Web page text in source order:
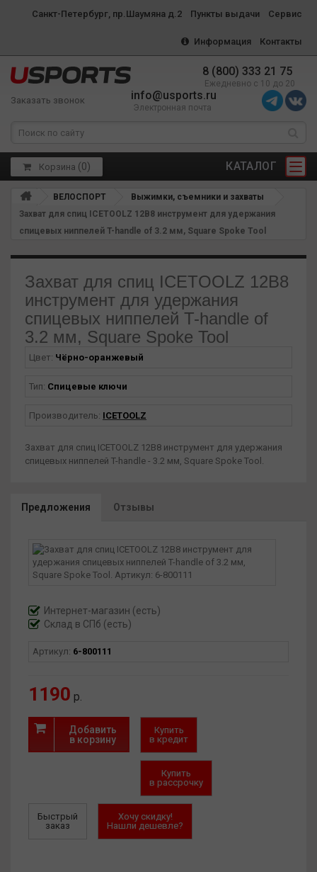
Санкт-Петербург, пр.Шаумяна д.2 Пункты выдачи Сервис
Информация Контакты
8 (800) 333 21 75
Ежедневно с 10 до 20
Заказать звонок info@usports.ru
Электронная почта
КАТАЛОГ
Корзина (0)
ВЕЛОСПОРТ
Выжимки, съемники и захваты
Захват для спиц ICETOOLZ 12B8 инструмент для удержания
спицевых ниппелей T-handle of 3.2 мм, Square Spoke Tool
Захват для спиц ICETOOLZ 12B8
инструмент для удержания
спицевых ниппелей T-handle of
3.2 мм, Square Spoke Tool
Цвет: Чёрно-оранжевый
Тип: Спицевые ключи
Производитель: ICETOOLZ
Захват для спиц ICETOOLZ 12B8 инструмент для удержания
спицевых ниппелей T-handle - 3.2 мм, Square Spoke Tool.
Предложения Отзывы
Интернет-магазин (есть)
Склад в СПб (есть)
Артикул: 6-800111
1190 р.
Добавить
в корзину
Купить
в кредит
Купить
в рассрочку
Быстрый
заказ
Хочу скидку!
Нашли дешевле?